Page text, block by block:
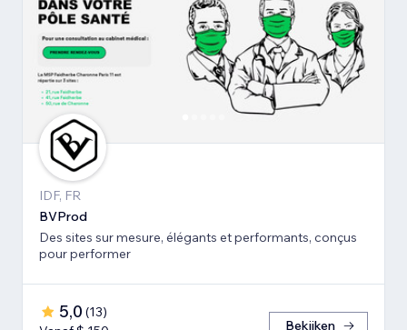
IDF, FR
BVProd
Des sites sur mesure, élégants et performants, conçus
pour performer
5,0 (13)
Bekijken